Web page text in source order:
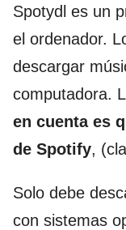
Spotydl es un
el ordenador.
descargar
computadora.
en cuenta es
de Spotify,
Solo debe
con sistemas